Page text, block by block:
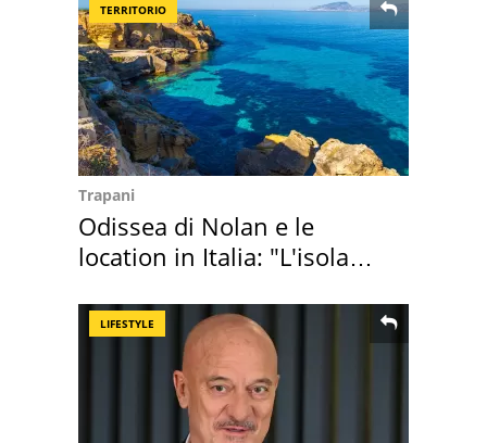
TERRITORIO
Trapani
Odissea di Nolan e le
location in Italia: "L'isola
LIFESTYLE